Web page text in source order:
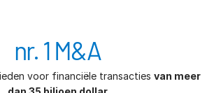
nr. 1 M&A
voor financiële transacties van meer